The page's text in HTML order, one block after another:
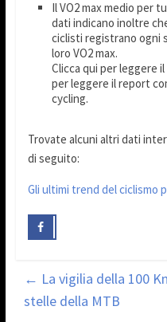
Il VO2 max medio per
dati indicano inoltre
ciclisti registrano ogni
loro VO2 max.
Clicca qui per leggere
per leggere il report
cycling.
Trovate alcuni altri dati
di seguito:
Gli ultimi trend del ciclismo
← La vigilia della 100
stelle della MTB